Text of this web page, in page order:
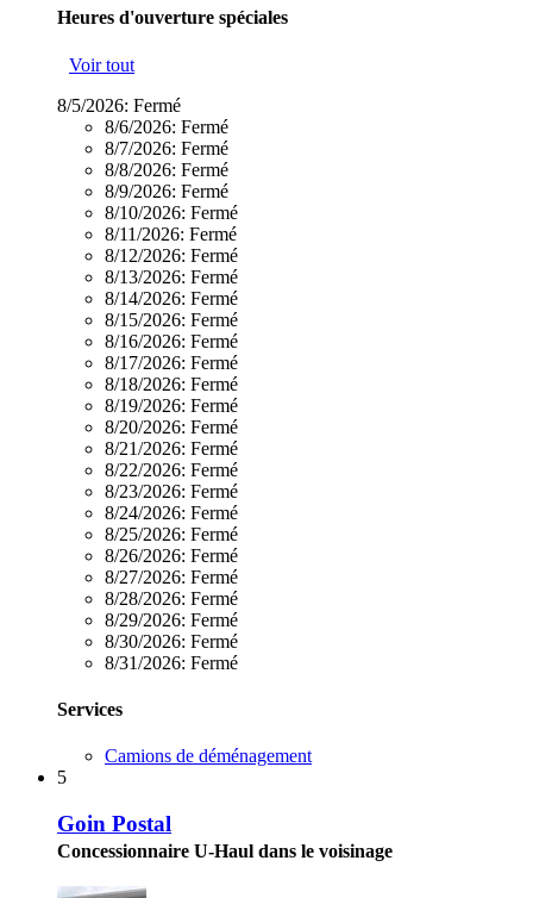
Heures d'ouverture spéciales
Voir tout
8/5/2026: Fermé
8/6/2026: Fermé
8/7/2026: Fermé
8/8/2026: Fermé
8/9/2026: Fermé
8/10/2026: Fermé
8/11/2026: Fermé
8/12/2026: Fermé
8/13/2026: Fermé
8/14/2026: Fermé
8/15/2026: Fermé
8/16/2026: Fermé
8/17/2026: Fermé
8/18/2026: Fermé
8/19/2026: Fermé
8/20/2026: Fermé
8/21/2026: Fermé
8/22/2026: Fermé
8/23/2026: Fermé
8/24/2026: Fermé
8/25/2026: Fermé
8/26/2026: Fermé
8/27/2026: Fermé
8/28/2026: Fermé
8/29/2026: Fermé
8/30/2026: Fermé
8/31/2026: Fermé
Services
Camions de déménagement
5
Goin Postal
Concessionnaire U-Haul dans le voisinage